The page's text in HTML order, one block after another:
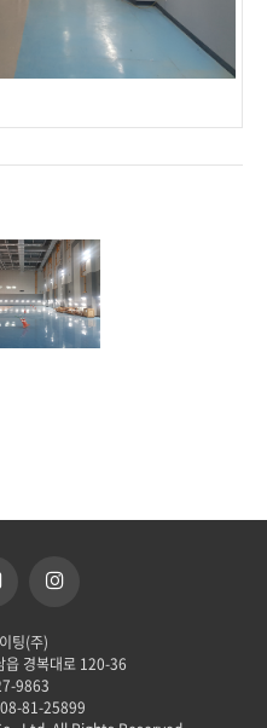
팅(주)
읍 경복대로 120-36
9863
81-25899